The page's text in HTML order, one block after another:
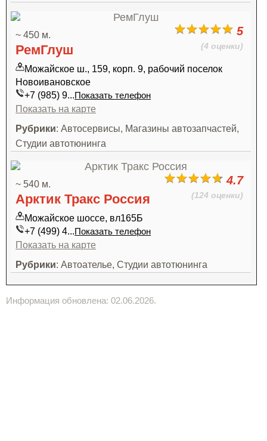
5
(4 оценки)
~ 450 м.
РемГлуш
Можайское ш., 159, корп. 9, рабочий поселок
Новоивановское
+7 (985) 9...Показать телефон
Показать на карте
Рубрики: Автосервисы, Магазины автозапчастей,
Студии автотюнинга
4.7
(124 оценки)
~ 540 м.
Арктик Тракс Россия
Можайское шоссе, вл165Б
+7 (499) 4...Показать телефон
Показать на карте
Рубрики: Автоателье, Студии автотюнинга
Информация обновлена: 02.06.2026.